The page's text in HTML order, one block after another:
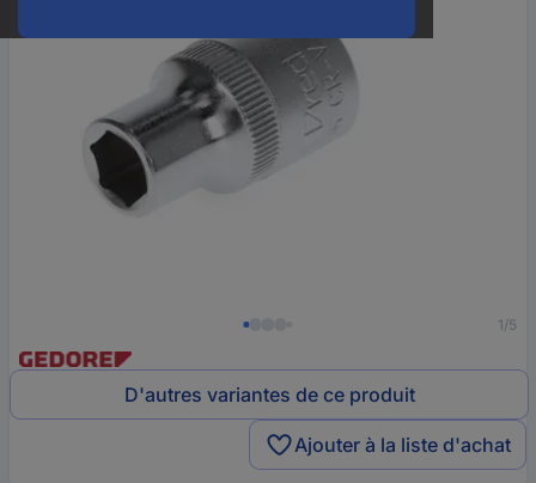
1/5
D'autres variantes de ce produit
Ajouter à la liste d'achat